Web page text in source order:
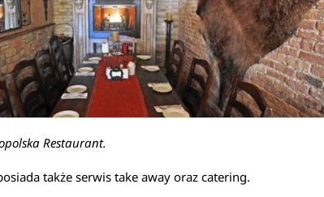
Restaurant.
także serwis take away oraz catering.